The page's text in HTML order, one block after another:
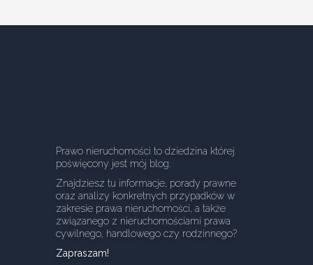
Prawo nieruchomości to dziedzina której
poświęcony jest mój blog.
Znajdziesz tu informacje, porady prawne
oraz analizy konkretnych przypadków w
zakresie prawa nieruchomości, a także
związanego z nieruchomościami prawa
cywilnego, handlowego czy rodzinnego?
Zapraszam!